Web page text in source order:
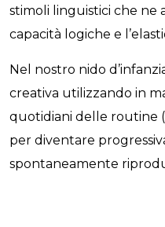
stimoli linguistici che ne
capacità logiche e
Nel nostro nido
creativa utilizzando in
quotidiani delle routine
per diventare
spontaneamente